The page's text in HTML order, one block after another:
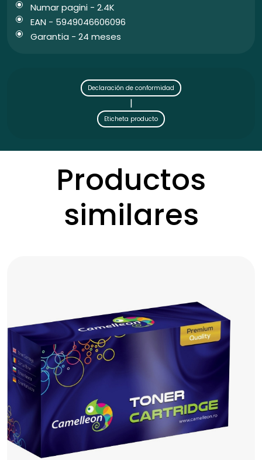
Numar pagini - 2.4K
EAN - 5949046606096
Garantia - 24 meses
Declaración de conformidad
|
Eticheta producto
Productos
similares